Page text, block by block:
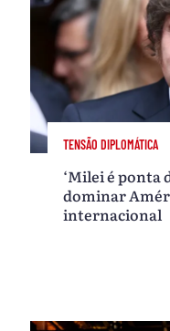
TENSÃO DIPLOMÁTICA
‘Milei é ponta
dominar
internacional